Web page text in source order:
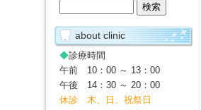
about clinic
◆診療時間
午前 10：00 ～ 13：00
午後 14：30 ～ 20：00
休診 木、日、祝祭日